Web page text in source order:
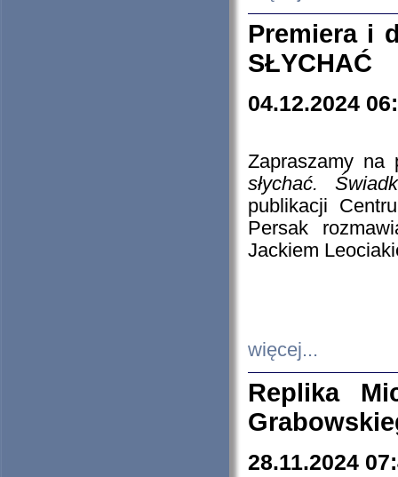
Premiera i
SŁYCHAĆ
04.12.2024
Zapraszamy
słychać.
publikacji
Persak
Jackiem
więcej...
Replika
28.11.2024